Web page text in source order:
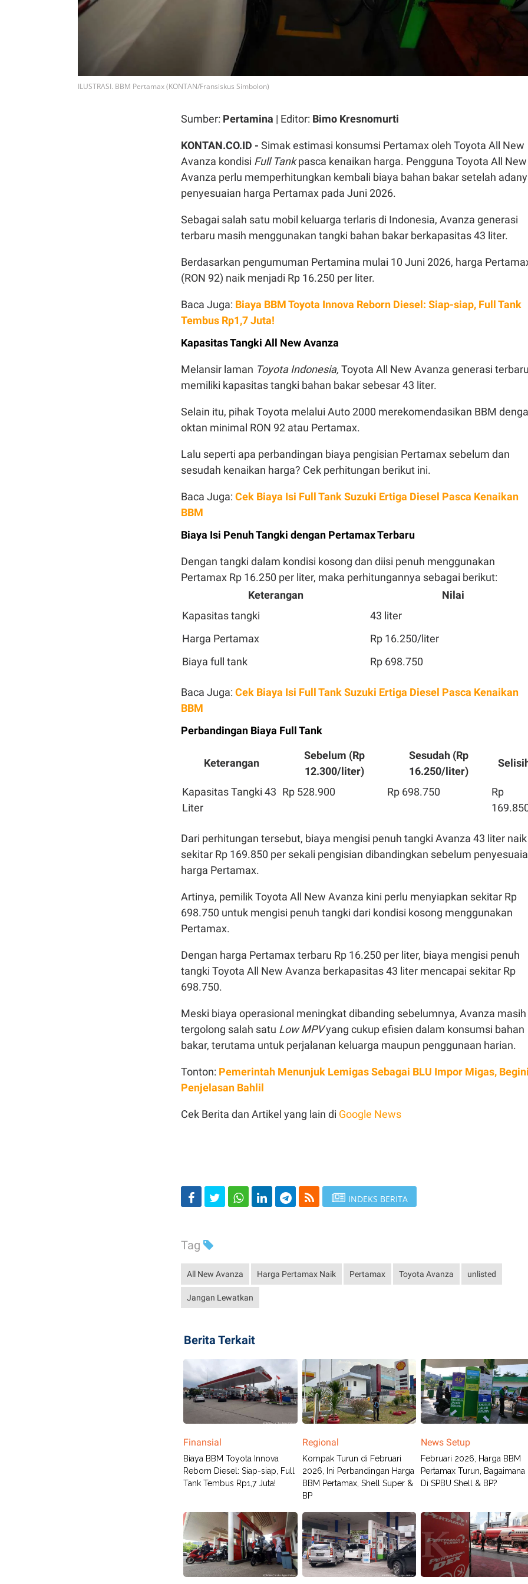
ILUSTRASI. BBM Pertamax (KONTAN/Fransiskus Simbolon)
Sumber: Pertamina | Editor: Bimo Kresnomurti
KONTAN.CO.ID - Simak estimasi konsumsi Pertamax oleh Toyota All New
Avanza kondisi Full Tankpasca kenaikan harga. Pengguna Toyota All New
Avanza perlu memperhitungkan kembali biaya bahan bakar setelah
penyesuaian harga Pertamax pada Juni 2026.
Sebagai salah satu mobil keluarga terlaris di Indonesia, Avanza generasi
terbaru masih menggunakan tangki bahan bakar berkapasitas 43 liter.
Berdasarkan pengumuman Pertamina mulai 10 Juni 2026, harga
(RON 92) naik menjadi Rp 16.250 per liter.
Baca Juga: Biaya BBM Toyota Innova Reborn Diesel: Siap-siap, Full Tank
Tembus Rp1,7 Juta!
Kapasitas Tangki All New Avanza
Melansir laman Toyota Indonesia, Toyota All New Avanza generasi terbaru
memiliki kapasitas tangki bahan bakar sebesar 43 liter.
Selain itu, pihak Toyota melalui Auto 2000 merekomendasikan BBM
oktan minimal RON 92 atau Pertamax.
Lalu seperti apa perbandingan biaya pengisian Pertamax sebelum dan
sesudah kenaikan harga? Cek perhitungan berikut ini.
Baca Juga: Cek Biaya Isi Full Tank Suzuki Ertiga Diesel Pasca Kenaikan
BBM
Biaya Isi Penuh Tangki dengan Pertamax Terbaru
Dengan tangki dalam kondisi kosong dan diisi penuh menggunakan
Pertamax Rp 16.250 per liter, maka perhitungannya sebagai berikut:
Keterangan
Nilai
Kapasitas tangki
43 liter
Harga Pertamax
Rp 16.250/liter
Biaya full tank
Rp 698.750
Baca Juga: Cek Biaya Isi Full Tank Suzuki Ertiga Diesel Pasca Kenaikan
BBM
Perbandingan Biaya Full Tank
Keterangan
Sebelum (Rp
12.300/liter)
Sesudah (Rp
16.250/liter)
Kapasitas Tangki 43
Liter
Rp 528.900 Rp 698.750
Rp
Dari perhitungan tersebut, biaya mengisi penuh tangki Avanza 43 liter naik
sekitar Rp 169.850 per sekali pengisian dibandingkan sebelum
harga Pertamax.
Artinya, pemilik Toyota All New Avanza kini perlu menyiapkan sekitar Rp
698.750 untuk mengisi penuh tangki dari kondisi kosong menggunakan
Pertamax.
Dengan harga Pertamax terbaru Rp 16.250 per liter, biaya mengisi penuh
tangki Toyota All New Avanza berkapasitas 43 liter mencapai sekitar Rp
698.750.
Meski biaya operasional meningkat dibanding sebelumnya, Avanza masih
tergolong salah satu Low MPVyang cukup efisien dalam konsumsi bahan
bakar, terutama untuk perjalanan keluarga maupun penggunaan harian.
Tonton: Pemerintah Menunjuk Lemigas Sebagai BLU Impor Migas, Begini
Penjelasan Bahlil
Cek Berita dan Artikel yang lain di Google News
INDEKS BERITA
Tag
All New Avanza Harga Pertamax Naik Pertamax Toyota Avanza unlisted
Jangan Lewatkan
Berita Terkait
Finansial
Biaya BBM Toyota Innova
Reborn Diesel: Siap-siap, Full
Tank Tembus Rp1,7 Juta!
Regional
Kompak Turun di Februari
2026, Ini Perbandingan Harga
BBM Pertamax, Shell Super &
BP
News Setup
Februari 2026, Harga BBM
Pertamax Turun, Bagaimana
Di SPBU Shell & BP?